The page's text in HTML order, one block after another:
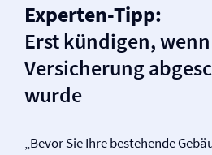
Experten-Tipp:
Erst kündigen,
Versicherung
wurde
„Bevor Sie Ihre bestehende